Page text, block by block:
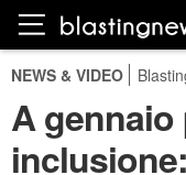
NEWS & VIDEO
A